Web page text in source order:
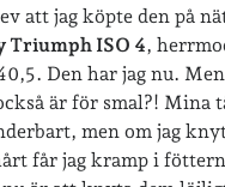
resor
skolan
släkt stockholm
tågsemester
att jag köpte den på
Triumph ISO 4,
Den har jag nu.
är för smal?! Mina
men om jag
får jag kramp i